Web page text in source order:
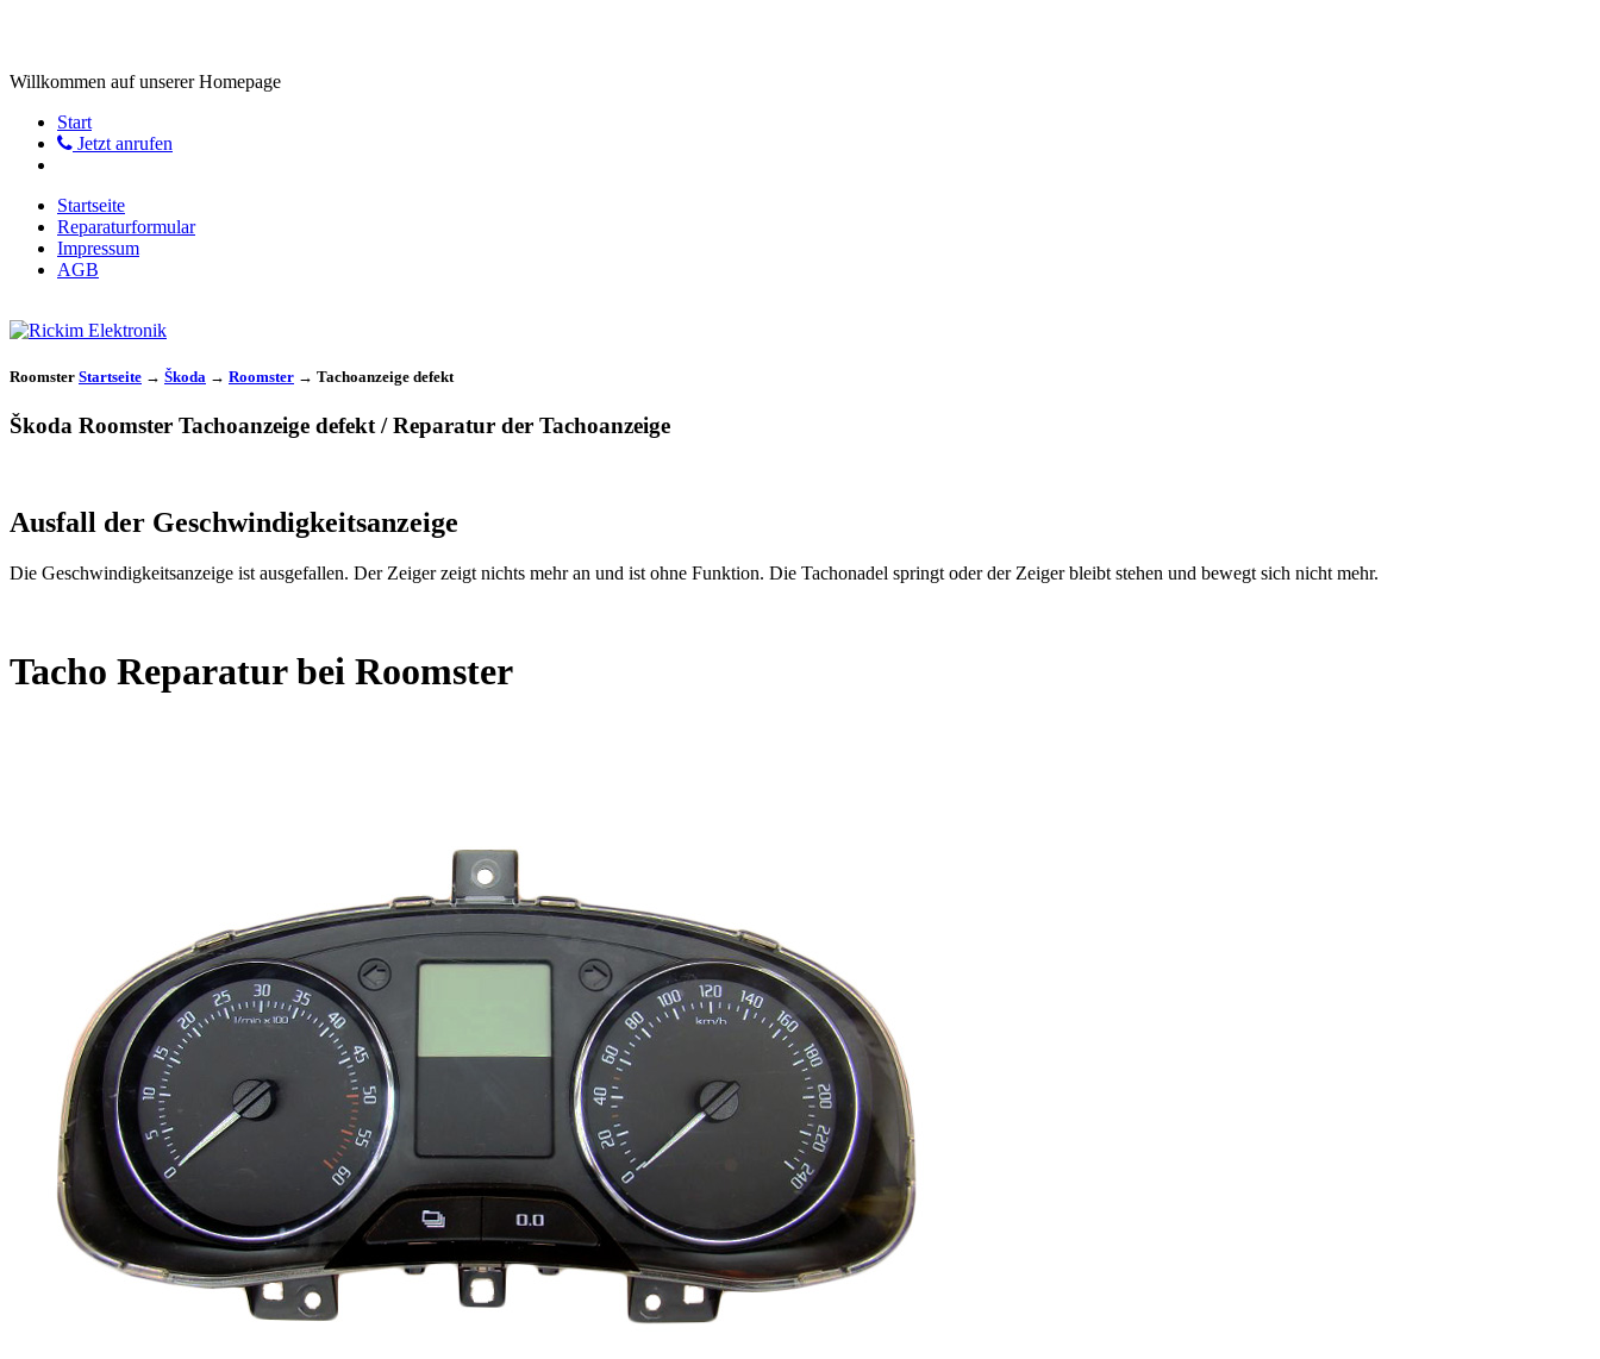
Willkommen auf unserer Homepage
Start
Jetzt anrufen
Startseite
Reparaturformular
Impressum
AGB
Roomster Startseite → Škoda → Roomster → Tachoanzeige defekt
Škoda Roomster Tachoanzeige defekt / Reparatur der Tachoanzeige
Ausfall der Geschwindigkeitsanzeige
Die Geschwindigkeitsanzeige ist ausgefallen. Der Zeiger zeigt nichts mehr an und ist ohne Funktion. Die Tachonadel springt oder der Zeiger bleibt stehen und bewegt sich nicht mehr.
Tacho Reparatur bei Roomster